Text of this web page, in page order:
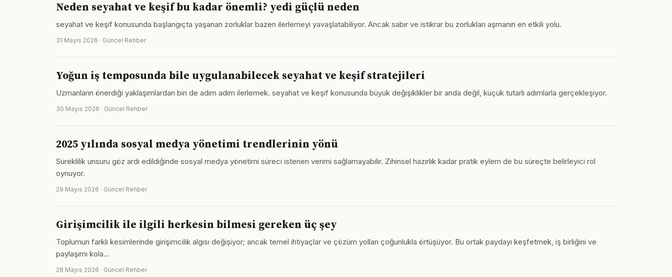
Neden seyahat ve keşif bu kadar önemli? yedi güçlü neden
seyahat ve keşif konusunda başlangıçta yaşanan zorluklar bazen ilerlemeyi yavaşlatabiliyor. Ancak sabır ve istikrar bu zorlukları aşmanın en etkili yolu.
31 Mayıs 2026 · Güncel Rehber
Yoğun iş temposunda bile uygulanabilecek seyahat ve keşif stratejileri
Uzmanların önerdiği yaklaşımlardan biri de adım adım ilerlemek. seyahat ve keşif konusunda büyük değişiklikler bir anda değil, küçük tutarlı adımlarla gerçekleşiyor.
30 Mayıs 2026 · Güncel Rehber
2025 yılında sosyal medya yönetimi trendlerinin yönü
Süreklilik unsuru göz ardı edildiğinde sosyal medya yönetimi süreci istenen verimi sağlamayabilir. Zihinsel hazırlık kadar pratik eylem de bu süreçte belirleyici rol
oynuyor.
29 Mayıs 2026 · Güncel Rehber
Girişimcilik ile ilgili herkesin bilmesi gereken üç şey
Toplumun farklı kesimlerinde girişimcilik algısı değişiyor; ancak temel ihtiyaçlar ve çözüm yolları çoğunlukla örtüşüyor. Bu ortak paydayı keşfetmek, iş birliğini ve
paylaşımı kola…
28 Mayıs 2026 · Güncel Rehber